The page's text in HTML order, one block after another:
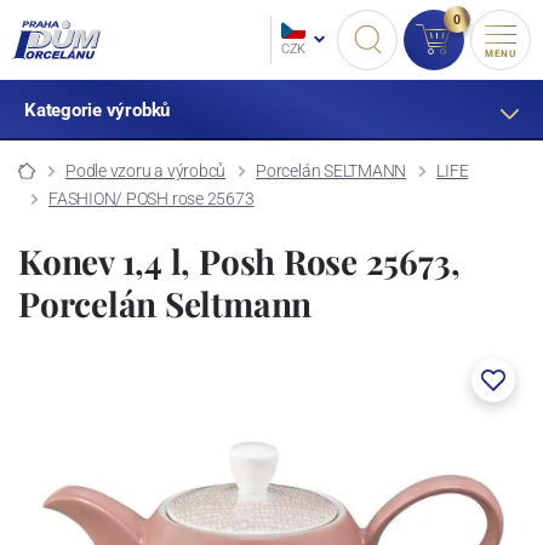
CZK
0
MENU
Kategorie výrobků
Podle vzoru a výrobců Porcelán SELTMANN
LIFE
FASHION/ POSH rose 25673
Konev 1,4 l, Posh Rose 25673,
Porcelán Seltmann